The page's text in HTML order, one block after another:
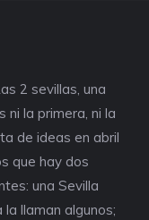
2 sevillas, una
ni la primera, ni la
de ideas en abril
que hay dos
una Sevilla
llaman algunos;